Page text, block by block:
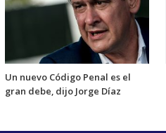
Un nuevo Código Penal es el
gran debe, dijo Jorge Díaz